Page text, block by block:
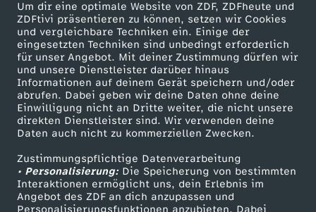
Um dir eine optimale Website von ZDF, ZDFheute und
ZDFtivi präsentieren zu können, setzen wir Cookies
und vergleichbare Techniken ein. Einige der
eingesetzten Techniken sind unbedingt erforderlich
für unser Angebot. Mit deiner Zustimmung dürfen wir
und unsere Dienstleister darüber hinaus
Informationen auf deinem Gerät speichern und/oder
abrufen. Dabei geben wir deine Daten ohne deine
Einwilligung nicht an Dritte weiter, die nicht unsere
direkten Dienstleister sind. Wir verwenden deine
Daten auch nicht zu kommerziellen Zwecken.
Zustimmungspflichtige Datenverarbeitung
• Personalisierung:Die Speicherung von bestimmten
Interaktionen ermöglicht uns, dein Erlebnis im
Angebot des ZDF an dich anzupassen und
Personalisierungsfunktionen anzubieten. Dabei
-
K
R
A
S
S
Mehr ZDF
ZDF-Apps
Smart TV
ZDFtext
Livestreams
Sendungen A-Z
TV-Programm
Service
ZDFmitreden
Kontakt zum ZDF
Tickets
Zuschauerservice
Hilfe